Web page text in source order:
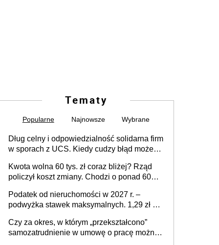
Tematy
Popularne Najnowsze Wybrane
Dług celny i odpowiedzialność solidarna firm
w sporach z UCS. Kiedy cudzy błąd może
Kwota wolna 60 tys. zł coraz bliżej? Rząd
policzył koszt zmiany. Chodzi o ponad 60
Podatek od nieruchomości w 2027 r. –
podwyżka stawek maksymalnych. 1,29 zł za
budynków i lokali związanych z
prowadzeniem działalności gospodarczej
Czy za okres, w którym „przekształcono”
samozatrudnienie w umowę o pracę można